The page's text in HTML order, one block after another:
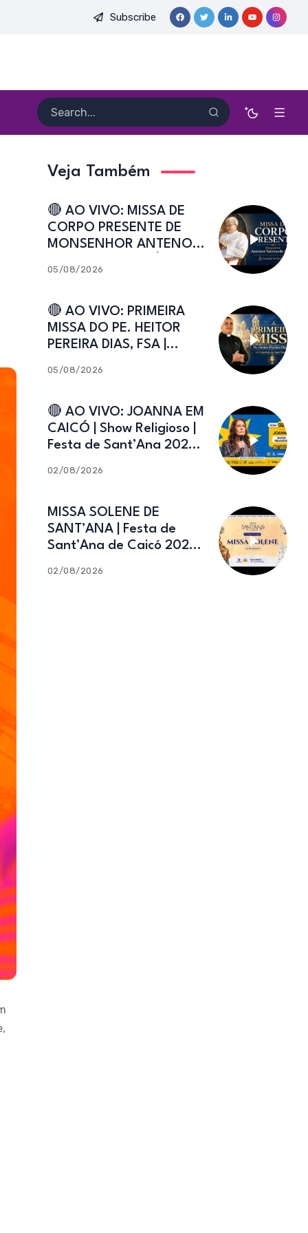
PE. HEITOR PEREIRA DIAS, FSA | Catedral de Sant’Ana | Caicó-
Subscribe
Veja Também
🔴 AO VIVO: MISSA DE
CORPO PRESENTE DE
MONSENHOR ANTENOR
Catedral de Sant’Ana
05/08/2026
🔴 AO VIVO: PRIMEIRA
MISSA DO PE. HEITOR
PEREIRA DIAS, FSA |
Caicó-RN
05/08/2026
🔴 AO VIVO: JOANNA EM
CAICÓ | Show Religioso |
Festa de Sant’Ana 2026 |
02/08/2026
MISSA SOLENE DE
SANT’ANA | Festa de
Sant’Ana de Caicó 2026 |
02/08/2026